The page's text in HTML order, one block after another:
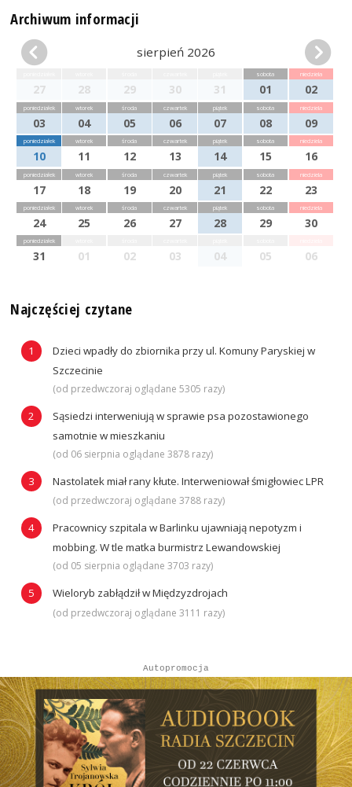
Archiwum informacji
sierpień 2026
27 28 29 30 31
sobota
01
niedziela
02
poniedziałek
03
wtorek
04
środa
05
czwartek
06
piątek
07
sobota
08
niedziela
09
poniedziałek
10
wtorek
11
środa
12
czwartek
13
piątek
14
sobota
15
niedziela
16
poniedziałek
17
wtorek
18
środa
19
czwartek
20
piątek
21
sobota
22
niedziela
23
poniedziałek
24
wtorek
25
środa
26
czwartek
27
piątek
28
sobota
29
niedziela
30
poniedziałek
31 01 02 03 04 05 06
Najczęściej czytane
Dzieci wpadły do zbiornika przy ul. Komuny Paryskiej w
Szczecinie
(od przedwczoraj oglądane 5305 razy)
Sąsiedzi interweniują w sprawie psa pozostawionego
samotnie w mieszkaniu
(od 06 sierpnia oglądane 3878 razy)
Nastolatek miał rany kłute. Interweniował śmigłowiec LPR
(od przedwczoraj oglądane 3788 razy)
Pracownicy szpitala w Barlinku ujawniają nepotyzm i
mobbing. W tle matka burmistrz Lewandowskiej
(od 05 sierpnia oglądane 3703 razy)
Wieloryb zabłądził w Międzyzdrojach
(od przedwczoraj oglądane 3111 razy)
Autopromocja